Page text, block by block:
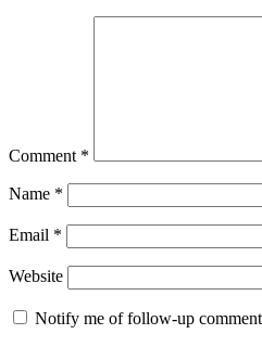
Comment *
Name *
Email *
Website
Notify me of follow-up